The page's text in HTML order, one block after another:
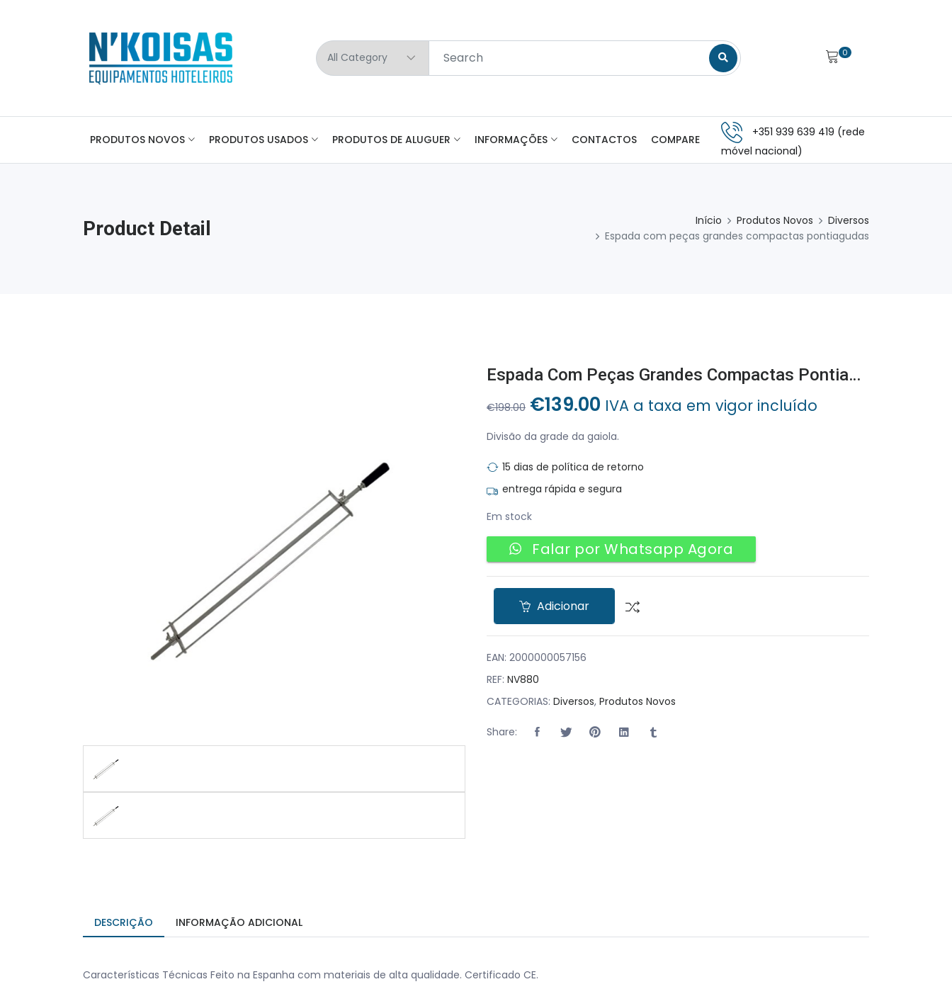
0
PRODUTOS NOVOS PRODUTOS USADOS PRODUTOS DE ALUGUER INFORMAÇÕES CONTACTOS COMPARE
+351 939 639 419 (rede
móvel nacional)
Product Detail Início Produtos Novos
Diversos
Espada com peças grandes compactas pontiagudas
Espada Com Peças Grandes Compactas Pontiagudas
€198.00 O
original
era:
€198.00.
€139.00 O
atual
é:
€139.00.
IVA a taxa em vigor incluído
Divisão da grade da gaiola.
15 dias de política de retorno
entrega rápida e segura
Em stock
Falar por Whatsapp Agora
Adicionar
EAN: 2000000057156
REF: NV880
CATEGORIAS: Diversos, Produtos Novos
Share:
DESCRIÇÃO INFORMAÇÃO ADICIONAL
Características Técnicas Feito na Espanha com materiais de alta qualidade. Certificado CE.